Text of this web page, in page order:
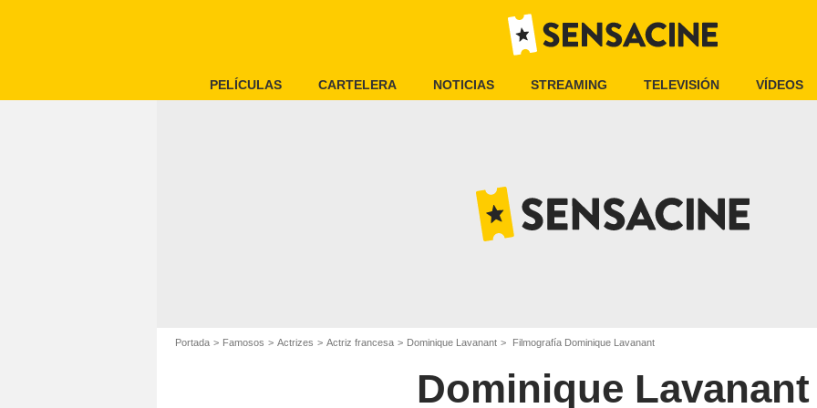
PELÍCULAS CARTELERA NOTICIAS STREAMING TELEVISIÓN VÍDEOS
Portada Famosos Actrizes Actriz francesa Dominique Lavanant Filmografía Dominique Lavanant
Dominique Lavanant